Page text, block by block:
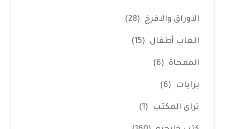
الاوراق والافرخ (28)
العاب أطفال (15)
الممحاة (6)
برايات (6)
تراي المكتب (1)